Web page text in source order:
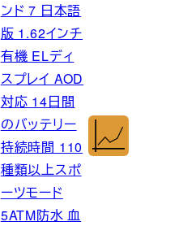
ンド 7 日本語
版 1.62インチ
有機 ELディ
スプレイ AOD
対応 14日間
のバッテリー
持続時間 110
種類以上スポ
ーツモード
5ATM防水 血